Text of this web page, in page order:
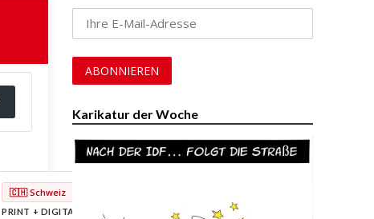
🇨🇭 Schweiz
PRINT + DIGITAL
Karikatur der Woche